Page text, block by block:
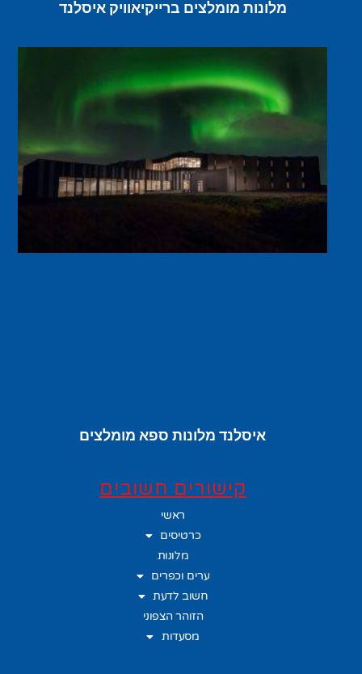
מלונות מומלצים ברייקיאוויק איסלנד
איסלנד מלונות ספא מומלצים
קישורים חשובים
ראשי
כרטיסים
מלונות
ערים וכפרים
חשוב לדעת
הזוהר הצפוני
מסעדות